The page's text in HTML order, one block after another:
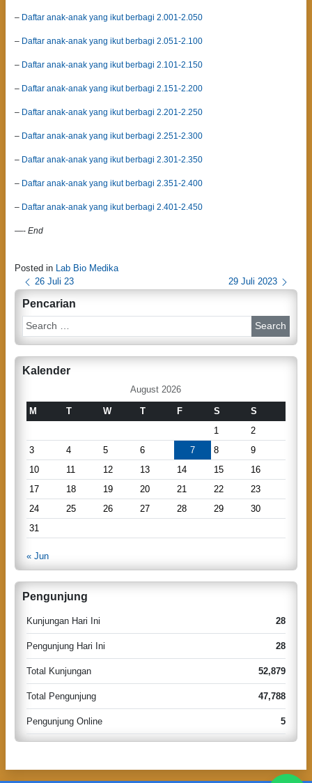
– Daftar anak-anak yang ikut berbagi 2.001-2.050
– Daftar anak-anak yang ikut berbagi 2.051-2.100
– Daftar anak-anak yang ikut berbagi 2.101-2.150
– Daftar anak-anak yang ikut berbagi 2.151-2.200
– Daftar anak-anak yang ikut berbagi 2.201-2.250
– Daftar anak-anak yang ikut berbagi 2.251-2.300
– Daftar anak-anak yang ikut berbagi 2.301-2.350
– Daftar anak-anak yang ikut berbagi 2.351-2.400
– Daftar anak-anak yang ikut berbagi 2.401-2.450
—- End
Posted in Lab Bio Medika
P
o
s
t
n
v
g
a
o
n
26 Juli 23 29 Juli 2023
Pencarian
S
e
a
cKalender
August 2026
M T W T F S
S
1
2
3
4 5 6 7 8
9
10
11 12 13 14 15
16
17
18 19 20 21 22
23
24
25 26 27 28 29
30
31
« Jun
Pengunjung
Kunjungan Hari Ini 28
Pengunjung Hari Ini 28
Total Kunjungan 52,879
Total Pengunjung 47,788
Pengunjung Online 5